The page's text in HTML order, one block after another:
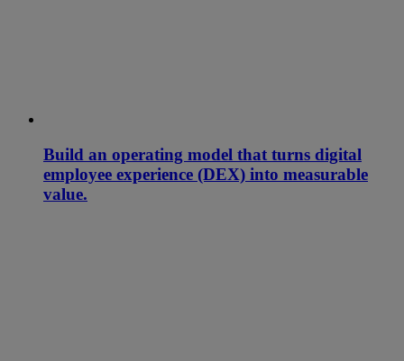
Build an operating model that turns digital
employee experience (DEX) into measurable
value.